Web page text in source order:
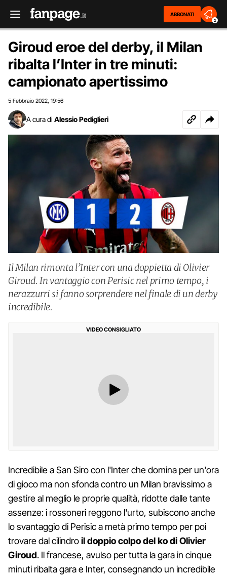
ABBONATI
2
Giroud eroe del derby, il Milan
ribalta l’Inter in tre minuti:
campionato apertissimo
5 Febbraio 2022 19:56
A cura di Alessio Pediglieri
Il Milan rimonta l’Inter con una doppietta di Olivier
Giroud. In vantaggio con Perisic nel primo tempo, i
nerazzurri si fanno sorprendere nel finale di un derby
incredibile.
VIDEO CONSIGLIATO
Incredibile a San Siro con l'Inter che domina per un'ora
di gioco ma non sfonda contro un Milan bravissimo a
gestire al meglio le proprie qualità, ridotte dalle tante
assenze: i rossoneri reggono l'urto, subiscono anche
lo svantaggio di Perisic a metà primo tempo per poi
trovare dal cilindroil doppio colpo del ko di Olivier
Giroud. Il francese, avulso per tutta la gara in cinque
minuti ribalta gara e Inter, consegnando un incredibile